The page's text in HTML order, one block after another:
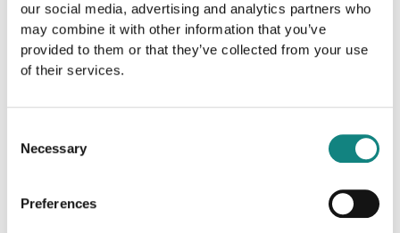
our social media, advertising and analytics partners who
may combine it with other information that you’ve
provided to them or that they’ve collected from your use
of their services.
Selection
Necessary
Preferences
Program
Hvorfor hydrogen og hvorfor Mosjøen?
En kort innføring i hvorfor hydrogen er viktig for det
lokasjon for satsingen.
Presentasjon av selskapet og våre ambisjoner.
Status for planene, tomta og neste steg.